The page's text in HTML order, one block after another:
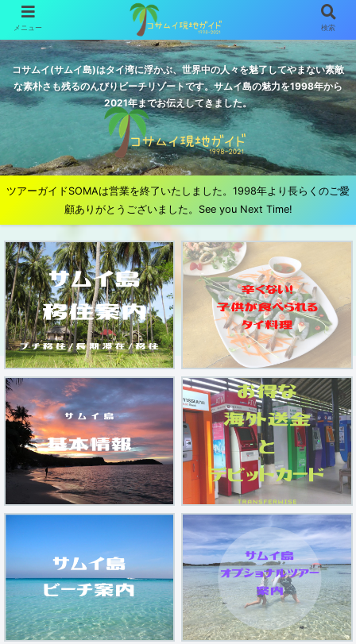
コサムイ(サムイ島)はタイ湾に浮かぶ、世界中の人々を魅了してやまない素敵
な素朴さも残るのんびりビーチリゾートです。サムイ島の魅力を1998年から
2021年までお伝えしてきました。
ツアーガイドSOMAは営業を終了いたしました。1998年より長らくのご愛
顧ありがとうございました。See you Next Time!
メニュー 検索